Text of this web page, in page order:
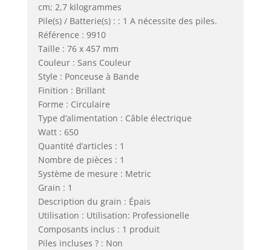
cm; 2,7 kilogrammes
Pile(s) / Batterie(s) : : 1 A nécessite des piles.
Référence : 9910
Taille : 76 x 457 mm
Couleur : Sans Couleur
Style : Ponceuse à Bande
Finition : Brillant
Forme : Circulaire
Type d’alimentation : Câble électrique
Watt : 650
Quantité d’articles : 1
Nombre de pièces : 1
Système de mesure : Metric
Grain : 1
Description du grain : Épais
Utilisation : Utilisation: Professionelle
Composants inclus : 1 produit
Piles incluses ? : Non